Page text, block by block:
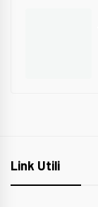
Link Utili